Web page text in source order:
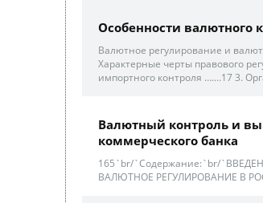
Особенности валютного
Валютное регулирование и
Характерные черты правового
импортного контроля ….…17 3.
Валютный контроль и
коммерческого банка
165`br/`Содержание:`br/
ВАЛЮТНОЕ РЕГУЛИРОВАНИЕ В